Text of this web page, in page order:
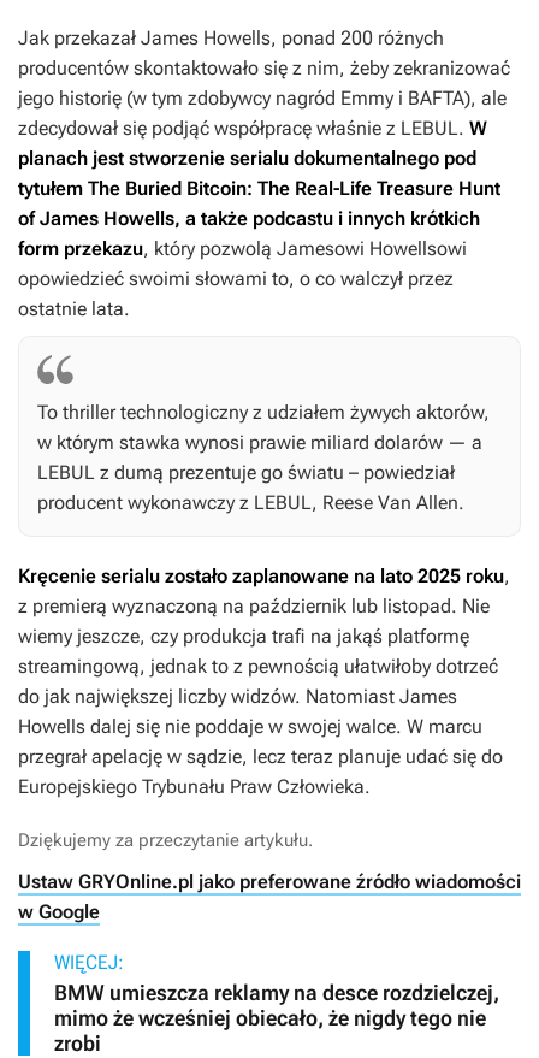
Jak przekazał James Howells, ponad 200 różnych
producentów skontaktowało się z nim, żeby zekranizować
jego historię (w tym zdobywcy nagród Emmy i BAFTA), ale
zdecydował się podjąć współpracę właśnie z LEBUL. W
planach jest stworzenie serialu dokumentalnego pod
tytułem The Buried Bitcoin: The Real-Life Treasure Hunt
of James Howells, a także podcastu i innych krótkich
form przekazu, który pozwolą Jamesowi Howellsowi
opowiedzieć swoimi słowami to, o co walczył przez
ostatnie lata.
To thriller technologiczny z udziałem żywych aktorów,
w którym stawka wynosi prawie miliard dolarów — a
LEBUL z dumą prezentuje go światu – powiedział
producent wykonawczy z LEBUL, Reese Van Allen.
Kręcenie serialu zostało zaplanowane na lato 2025 roku,
z premierą wyznaczoną na październik lub listopad. Nie
wiemy jeszcze, czy produkcja trafi na jakąś platformę
streamingową, jednak to z pewnością ułatwiłoby dotrzeć
do jak największej liczby widzów. Natomiast James
Howells dalej się nie poddaje w swojej walce. W marcu
przegrał apelację w sądzie, lecz teraz planuje udać się do
Europejskiego Trybunału Praw Człowieka.
Dziękujemy za przeczytanie artykułu.
Ustaw GRYOnline.pl jako preferowane źródło wiadomości
w Google
WIĘCEJ:
BMW umieszcza reklamy na desce rozdzielczej,
mimo że wcześniej obiecało, że nigdy tego nie
zrobi